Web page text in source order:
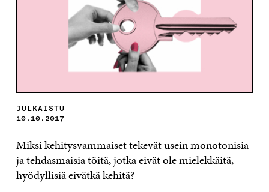
JULKAISTU
10.10.2017
Miksi kehitysvammaiset tekevät usein monotonisia
ja tehdasmaisia töitä, jotka eivät ole mielekkäitä,
hyödyllisiä eivätkä kehitä?